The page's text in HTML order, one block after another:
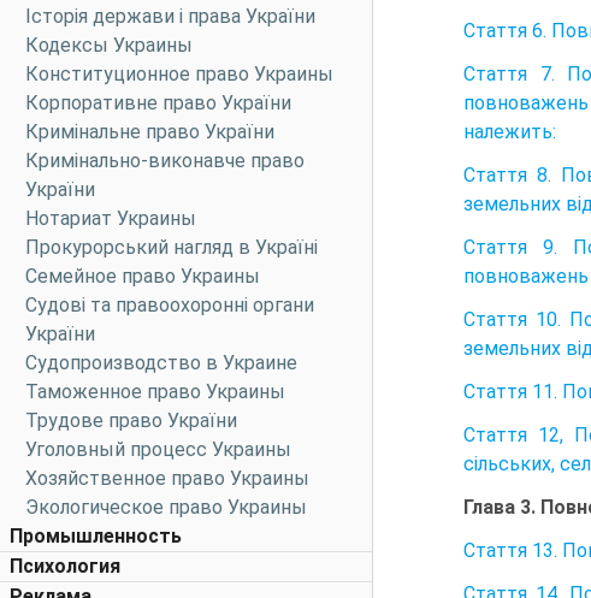
Історія держави і права України
Кодексы Украины
Конституционное право Украины
Корпоративне право України
Кримінальне право України
Кримінально-виконавче право
України
Нотариат Украины
Прокурорський нагляд в Україні
Семейное право Украины
Судові та правоохоронні органи
України
Судопроизводство в Украине
Таможенное право Украины
Трудове право України
Уголовный процесс Украины
Хозяйственное право Украины
Экологическое право Украины
Промышленность
Психология
Стаття 6.
Стаття 7.
повноважень
належить:
Стаття 8.
земельних
Стаття 9.
повноважень
Стаття 10.
земельних
Стаття 11.
Стаття 12,
сільських,
Глава 3.
Стаття 13.